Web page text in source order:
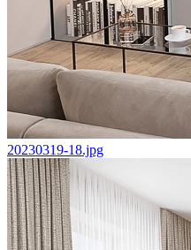
20230319-18.jpg